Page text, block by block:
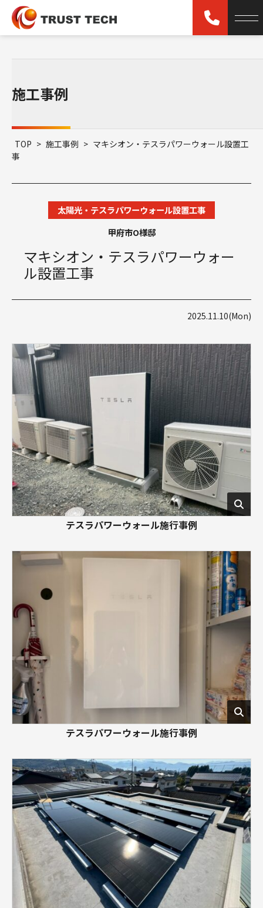
施工事例
TOP > 施工事例 > マキシオン・テスラパワーウォール設置工
事
太陽光・テスラパワーウォール設置工事
甲府市O様邸
マキシオン・テスラパワーウォー
ル設置工事
2025.11.10(Mon)
テスラパワーウォール施行事例
テスラパワーウォール施行事例